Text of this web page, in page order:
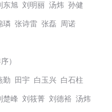
旭 刘明丽 汤炜 孙健
璘 张诗雷 张磊 周诺
）
田宇 白玉兴 白石柱
峰 刘筱菁 刘德裕 汤炜